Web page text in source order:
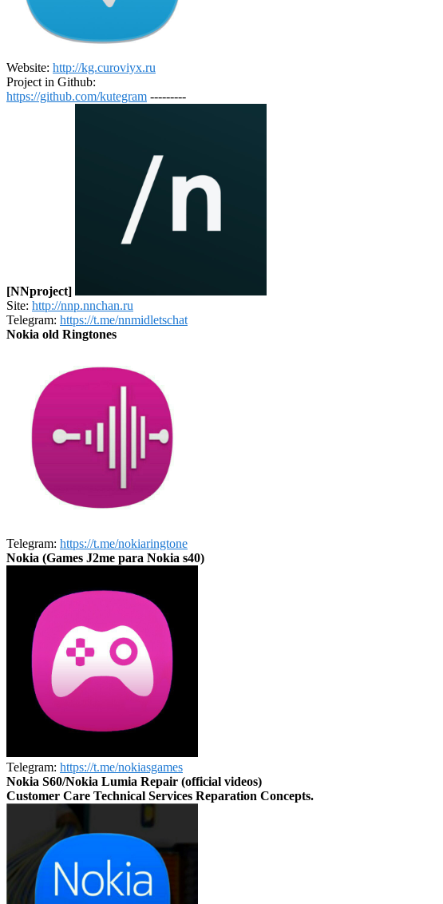
Website: http://kg.curoviyx.ru
Project in Github:
https://github.com/kutegram ---------
[NNproject]
Site: http://nnp.nnchan.ru
Telegram: https://t.me/nnmidletschat
Nokia old Ringtones
Telegram: https://t.me/nokiaringtone
Nokia (Games J2me para Nokia s40)
Telegram: https://t.me/nokiasgames
Nokia S60/Nokia Lumia Repair (official videos)
Customer Care Technical Services Reparation Concepts.